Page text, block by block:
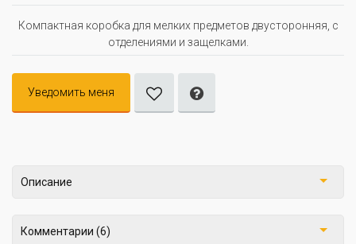
Компактная коробка для мелких предметов двусторонняя, с
отделениями и защелками.
Уведомить меня
Описание
Комментарии (6)